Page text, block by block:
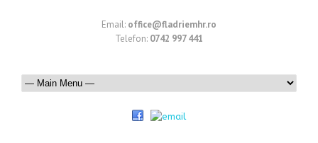
Email: office@fladriemhr.ro
Telefon: 0742 997 441